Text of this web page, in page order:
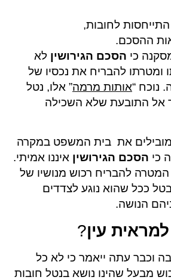
לחובות,
ההסכם.
כי הסכם הגירושין לא
ומטרתו להבריח את נכסיו של
נוכח “אותות מרמה” אלו, נטל
אל התובעת שלא השכילה
מובילים את בית המשפט במקרה
כי הסכם הגירושין איננו אמיתי.
המטרה להבריח רכוש מנושיו של
ככל שהוא נוגע לצדדים
הנושה.
עין?
וכבר עתה ייאמר כי לא כל
מבעל שהינו נושא בנטל חובות